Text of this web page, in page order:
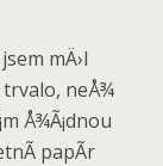
mÄ›l
trvalo, neÅ¾
Å¾Ã¡dnou
papÃ­r